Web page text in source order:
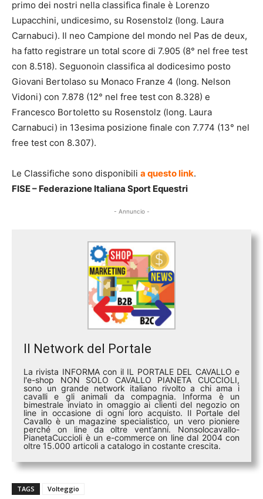
primo dei nostri nella classifica finale è Lorenzo
Lupacchini, undicesimo, su Rosenstolz (long. Laura
Carnabuci). Il neo Campione del mondo nel Pas de deux,
ha fatto registrare un total score di 7.905 (8° nel free test
con 8.518). Seguonoin classifica al dodicesimo posto
Giovani Bertolaso su Monaco Franze 4 (long. Nelson
Vidoni) con 7.878 (12° nel free test con 8.328) e
Francesco Bortoletto su Rosenstolz (long. Laura
Carnabuci) in 13esima posizione finale con 7.774 (13° nel
free test con 8.307).
Le Classifiche sono disponibili a questo link.
FISE – Federazione Italiana Sport Equestri
- Annuncio -
Il Network del Portale
La rivista INFORMA con il IL PORTALE DEL CAVALLO e
l'e-shop NON SOLO CAVALLO PIANETA CUCCIOLI,
sono un grande network italiano rivolto a chi ama i
cavalli e gli animali da compagnia. Informa è un
bimestrale inviato in omaggio ai clienti del negozio on
line in occasione di ogni loro acquisto. Il Portale del
Cavallo è un magazine specialistico, un vero pioniere
perché on line da oltre vent’anni. Nonsolocavallo-
PianetaCuccioli è un e-commerce on line dal 2004 con
oltre 15.000 articoli a catalogo in costante crescita.
TAGS Volteggio